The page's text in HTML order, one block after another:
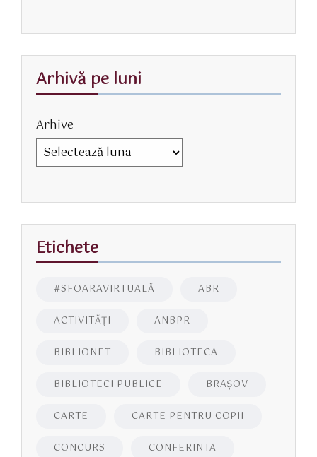
Arhivă pe luni
Arhive
Etichete
#SFOARAVIRTUALĂ ABR
ACTIVITĂŢI ANBPR
BIBLIONET BIBLIOTECA
BIBLIOTECI PUBLICE BRAŞOV
CARTE CARTE PENTRU COPII
CONCURS CONFERINTA